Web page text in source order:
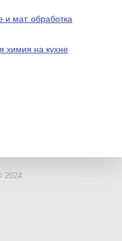
мат. обработка
химия на кухне
2024